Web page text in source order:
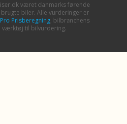
været danmarks førende
biler. Alle vurderinger er
Prisberegning, bilbranchens
værktøj til bilvurdering.